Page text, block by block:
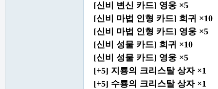
[신비 변신 카드] 영웅 ×5
[신비 마법 인형 카드] 희귀 ×10
[신비 마법 인형 카드] 영웅 ×5
[신비 성물 카드] 희귀 ×10
[신비 성물 카드] 영웅 ×5
[+5] 지룡의 크리스탈 상자 ×1
[+5] 수룡의 크리스탈 상자 ×1